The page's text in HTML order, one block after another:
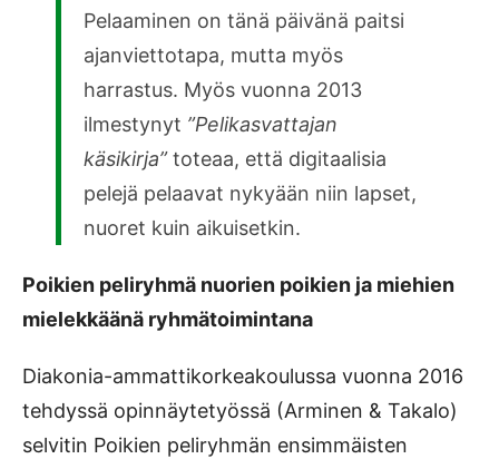
Pelaaminen on tänä päivänä paitsi
ajanviettotapa, mutta myös
harrastus. Myös vuonna 2013
ilmestynyt ”Pelikasvattajan
käsikirja”toteaa, että digitaalisia
pelejä pelaavat nykyään niin lapset,
nuoret kuin aikuisetkin.
Poikien peliryhmä nuorien poikien ja miehien
mielekkäänä ryhmätoimintana
Diakonia-ammattikorkeakoulussa vuonna 2016
tehdyssä opinnäytetyössä (Arminen & Takalo)
selvitin Poikien peliryhmän ensimmäisten